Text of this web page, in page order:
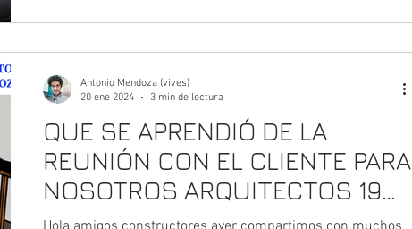
QUE SE APRENDIÓ DE LA
REUNIÓN CON EL CLIENTE PARA
NOSOTROS ARQUITECTOS 19
ENERO 2024 - reunión zoom
Antonio Mendoza (vives)
20 ene 2024
3 min de lectura